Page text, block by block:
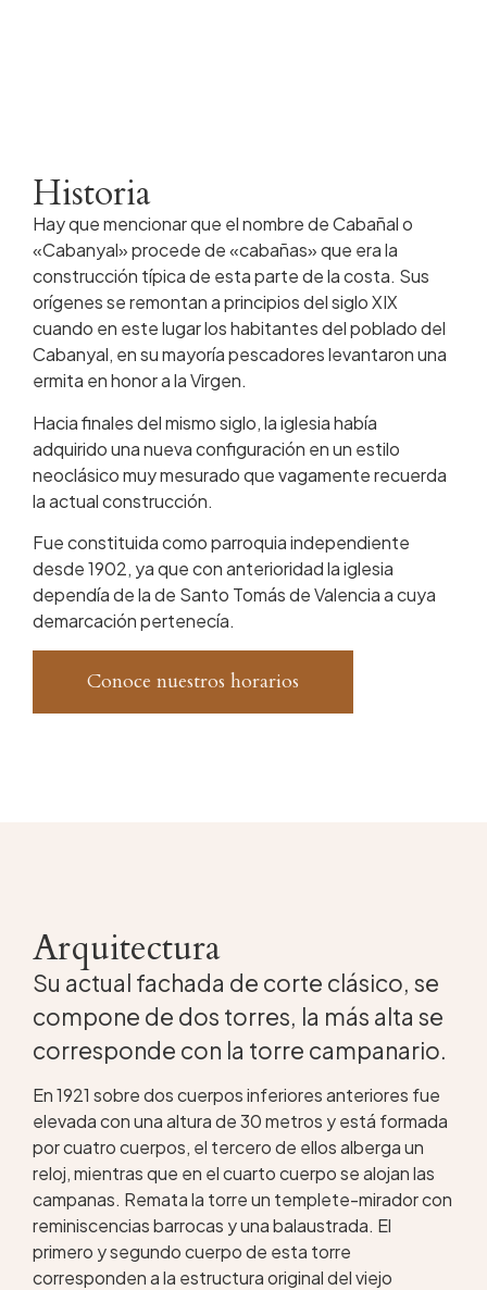
Historia
Hay que mencionar que el nombre de Cabañal o
«Cabanyal» procede de «cabañas» que era la
construcción típica de esta parte de la costa. Sus
orígenes se remontan a principios del siglo XIX
cuando en este lugar los habitantes del poblado del
Cabanyal, en su mayoría pescadores levantaron una
ermita en honor a la Virgen.
Hacia finales del mismo siglo, la iglesia había
adquirido una nueva configuración en un estilo
neoclásico muy mesurado que vagamente recuerda
la actual construcción.
Fue constituida como parroquia independiente
desde 1902, ya que con anterioridad la iglesia
dependía de la de Santo Tomás de Valencia a cuya
demarcación pertenecía.
Conoce nuestros horarios
Arquitectura
Su actual fachada de corte clásico, se
compone de dos torres, la más alta se
corresponde con la torre campanario.
En 1921 sobre dos cuerpos inferiores anteriores fue
elevada con una altura de 30 metros y está formada
por cuatro cuerpos, el tercero de ellos alberga un
reloj, mientras que en el cuarto cuerpo se alojan las
campanas. Remata la torre un templete-mirador con
reminiscencias barrocas y una balaustrada. El
primero y segundo cuerpo de esta torre
corresponden a la estructura original del viejo